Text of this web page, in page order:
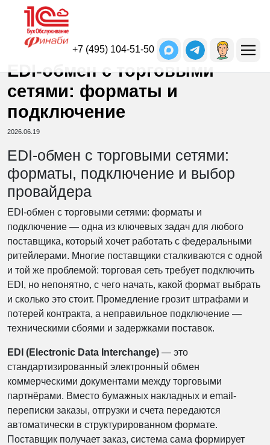
+7 (495) 104-51-50
EDI-обмен с торговыми
сетями: форматы и
подключение
2026.06.19
EDI-обмен с торговыми сетями:
форматы, подключение и выбор
провайдера
EDI-обмен с торговыми сетями: форматы и
подключение — одна из ключевых задач для любого
поставщика, который хочет работать с федеральными
ритейлерами. Многие поставщики сталкиваются с одной
и той же проблемой: торговая сеть требует подключить
EDI, но непонятно, с чего начать, какой формат выбрать
и сколько это стоит. Промедление грозит штрафами и
потерей контракта, а неправильное подключение —
техническими сбоями и задержками поставок.
EDI (Electronic Data Interchange) — это
стандартизированный электронный обмен
коммерческими документами между торговыми
партнёрами. Вместо бумажных накладных и email-
переписки заказы, отгрузки и счета передаются
автоматически в структурированном формате.
Поставщик получает заказ, система сама формирует